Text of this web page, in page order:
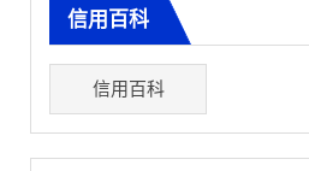
信用百科
信用百科